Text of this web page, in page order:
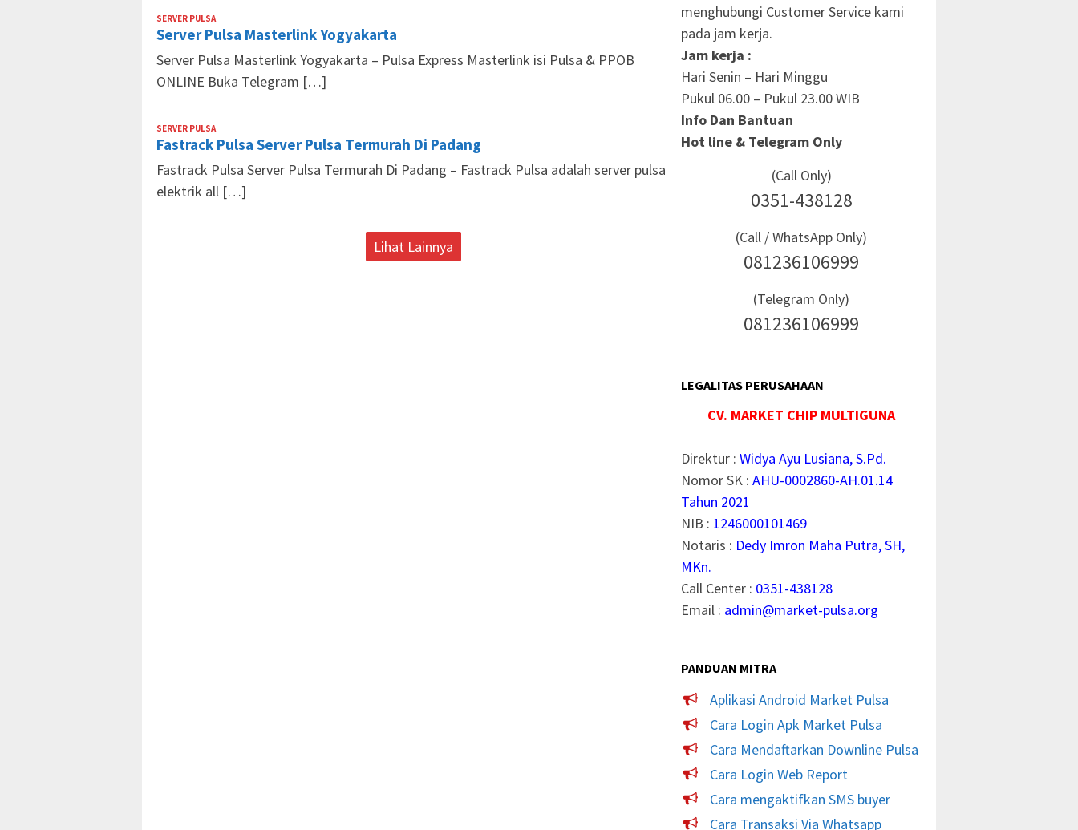
SERVER PULSAMarket
Pulsa
Server Pulsa Masterlink Yogyakarta
Server Pulsa Masterlink Yogyakarta – Pulsa Express Masterlink isi Pulsa & PPOB
ONLINE Buka Telegram […]
SERVER PULSAMarket
Pulsa
Fastrack Pulsa Server Pulsa Termurah Di Padang
Fastrack Pulsa Server Pulsa Termurah Di Padang – Fastrack Pulsa adalah server pulsa
elektrik all […]
Lihat Lainnya
menghubungi Customer Service kami
pada jam kerja.
Jam kerja :
Hari Senin – Hari Minggu
Pukul 06.00 – Pukul 23.00 WIB
Info Dan Bantuan
Hot line & Telegram Only
(Call Only)
0351-438128
(Call / WhatsApp Only)
081236106999
(Telegram Only)
081236106999
LEGALITAS PERUSAHAAN
CV. MARKET CHIP MULTIGUNA
Direktur :Widya Ayu Lusiana, S.Pd.
Nomor SK :AHU-0002860-AH.01.14
Tahun 2021
NIB : 1246000101469
Notaris : Dedy Imron Maha Putra, SH,
MKn.
Call Center : 0351-438128
Email : admin@market-pulsa.org
PANDUAN MITRA
Aplikasi Android Market Pulsa
Cara Login Apk Market Pulsa
Cara Mendaftarkan Downline Pulsa
Cara Login Web Report
Cara mengaktifkan SMS buyer
Cara Transaksi Via Whatsapp